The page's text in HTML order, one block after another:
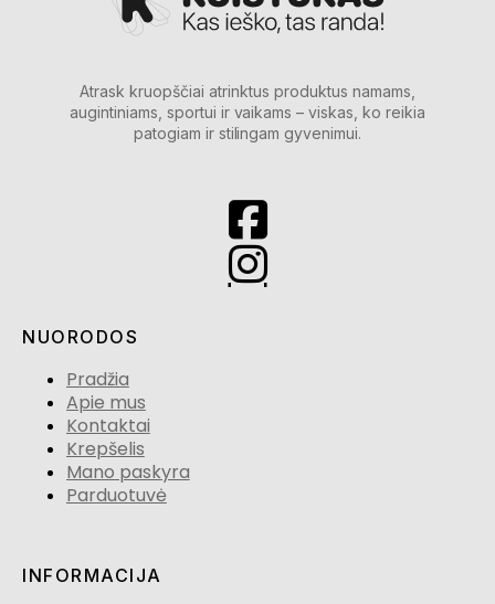
Atrask kruopščiai atrinktus produktus namams,
augintiniams, sportui ir vaikams – viskas, ko reikia
patogiam ir stilingam gyvenimui.
NUORODOS
Pradžia
Apie mus
Kontaktai
Krepšelis
Mano paskyra
Parduotuvė
INFORMACIJA